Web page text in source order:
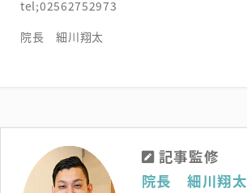
tel;02562752973
院長 細川翔太
記事監修
院長 細川翔太